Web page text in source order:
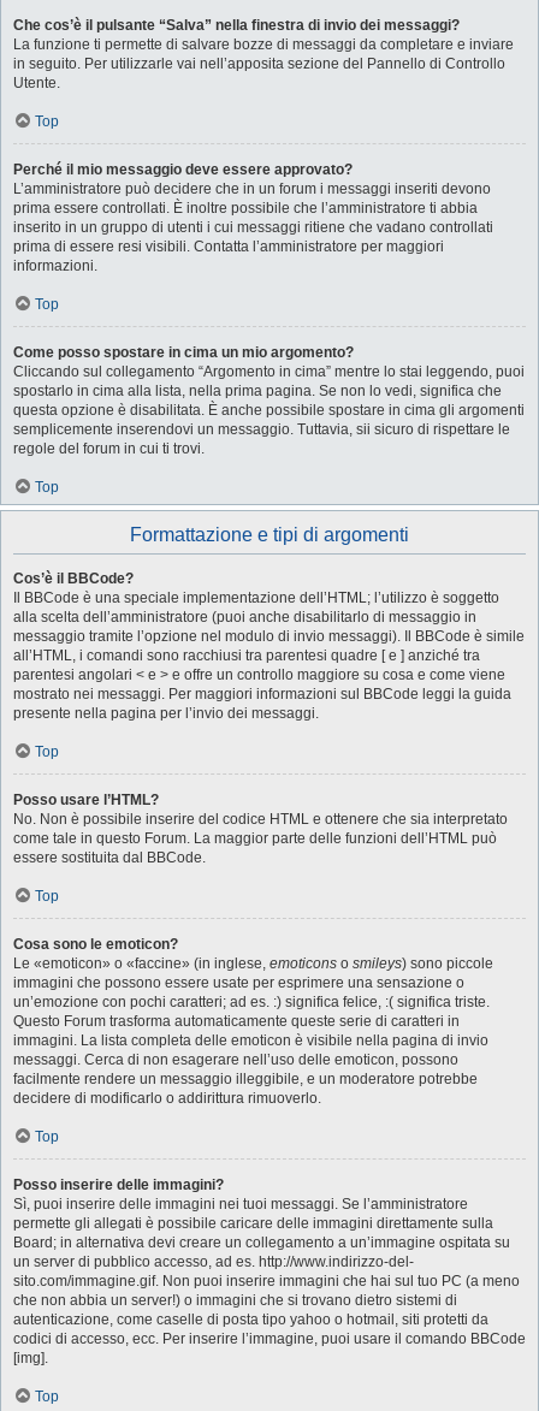
Che cos’è il pulsante “Salva” nella finestra di invio dei messaggi?
La funzione ti permette di salvare bozze di messaggi da completare e inviare
in seguito. Per utilizzarle vai nell’apposita sezione del Pannello di Controllo
Utente.
Top
Perché il mio messaggio deve essere approvato?
L’amministratore può decidere che in un forum i messaggi inseriti devono
prima essere controllati. È inoltre possibile che l’amministratore ti abbia
inserito in un gruppo di utenti i cui messaggi ritiene che vadano controllati
prima di essere resi visibili. Contatta l’amministratore per maggiori
informazioni.
Top
Come posso spostare in cima un mio argomento?
Cliccando sul collegamento “Argomento in cima” mentre lo stai leggendo, puoi
spostarlo in cima alla lista, nella prima pagina. Se non lo vedi, significa che
questa opzione è disabilitata. È anche possibile spostare in cima gli argomenti
semplicemente inserendovi un messaggio. Tuttavia, sii sicuro di rispettare le
regole del forum in cui ti trovi.
Top
Formattazione e tipi di argomenti
Cos’è il BBCode?
Il BBCode è una speciale implementazione dell’HTML; l’utilizzo è soggetto
alla scelta dell’amministratore (puoi anche disabilitarlo di messaggio in
messaggio tramite l’opzione nel modulo di invio messaggi). Il BBCode è simile
all’HTML, i comandi sono racchiusi tra parentesi quadre [ e ] anziché tra
parentesi angolari < e > e offre un controllo maggiore su cosa e come viene
mostrato nei messaggi. Per maggiori informazioni sul BBCode leggi la guida
presente nella pagina per l’invio dei messaggi.
Top
Posso usare l’HTML?
No. Non è possibile inserire del codice HTML e ottenere che sia interpretato
come tale in questo Forum. La maggior parte delle funzioni dell’HTML può
essere sostituita dal BBCode.
Top
Cosa sono le emoticon?
Le «emoticon» o «faccine» (in inglese, emoticons o smileys) sono piccole
immagini che possono essere usate per esprimere una sensazione o
un’emozione con pochi caratteri; ad es. :) significa felice, :( significa triste.
Questo Forum trasforma automaticamente queste serie di caratteri in
immagini. La lista completa delle emoticon è visibile nella pagina di invio
messaggi. Cerca di non esagerare nell’uso delle emoticon, possono
facilmente rendere un messaggio illeggibile, e un moderatore potrebbe
decidere di modificarlo o addirittura rimuoverlo.
Top
Posso inserire delle immagini?
Sì, puoi inserire delle immagini nei tuoi messaggi. Se l’amministratore
permette gli allegati è possibile caricare delle immagini direttamente sulla
Board; in alternativa devi creare un collegamento a un’immagine ospitata su
un server di pubblico accesso, ad es. http://www.indirizzo-del-
sito.com/immagine.gif. Non puoi inserire immagini che hai sul tuo PC (a meno
che non abbia un server!) o immagini che si trovano dietro sistemi di
autenticazione, come caselle di posta tipo yahoo o hotmail, siti protetti da
codici di accesso, ecc. Per inserire l’immagine, puoi usare il comando BBCode
[img].
Top